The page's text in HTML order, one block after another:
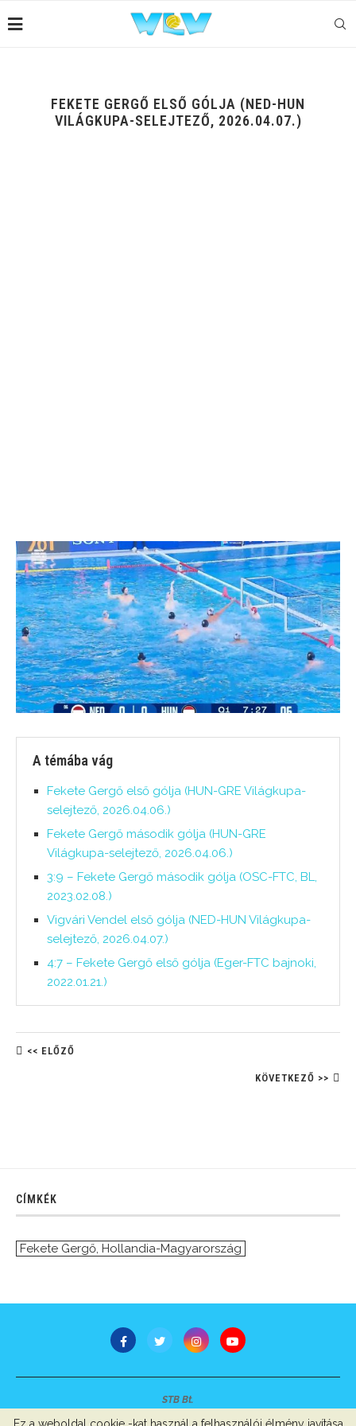
FEKETE GERGŐ ELSŐ GÓLJA (NED-HUN
VILÁGKUPA-SELEJTEZŐ, 2026.04.07.)
A témába vág
Fekete Gergő első gólja (HUN-GRE Világkupa-
selejtező, 2026.04.06.)
Fekete Gergő második gólja (HUN-GRE
Világkupa-selejtező, 2026.04.06.)
3:9 – Fekete Gergő második gólja (OSC-FTC, BL,
2023.02.08.)
Vigvári Vendel első gólja (NED-HUN Világkupa-
selejtező, 2026.04.07.)
4:7 – Fekete Gergő első gólja (Eger-FTC bajnoki,
2022.01.21.)
<< ELŐZŐ
KÖVETKEZŐ >>
CÍMKÉK
Fekete Gergő Hollandia-Magyarország
STB Bt.
Minden jog fenntartva © 2007-2022